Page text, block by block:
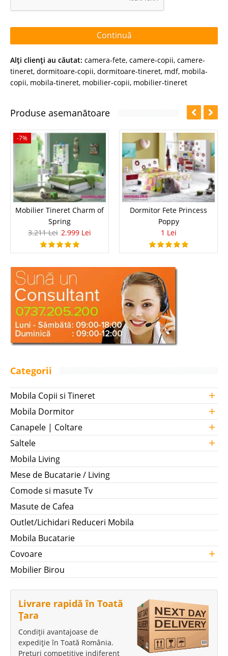
Continuă
Alţi clienţi au căutat: camera-fete, camere-copii, camere-
tineret, dormitoare-copii, dormitoare-tineret, mdf, mobila-
copii, mobila-tineret, mobilier-copii, mobilier-tineret
Produse asemanătoare
-7%
Mobilier Tineret Charm of
Spring
3.211 Lei 2.999 Lei
Dormitor Fete Princess
Poppy
1 Lei
Categorii
Mobila Copii si Tineret +
Mobila Dormitor +
Canapele | Coltare +
Saltele +
Mobila Living
Mese de Bucatarie / Living
Comode si masute Tv
Masute de Cafea
Outlet/Lichidari Reduceri Mobila
Mobila Bucatarie
Covoare
+
Mobilier Birou
Livrare rapidă în Toată
Țara
Condiții avantajoase de
expediție în Toată România.
Prețuri competitive indiferent